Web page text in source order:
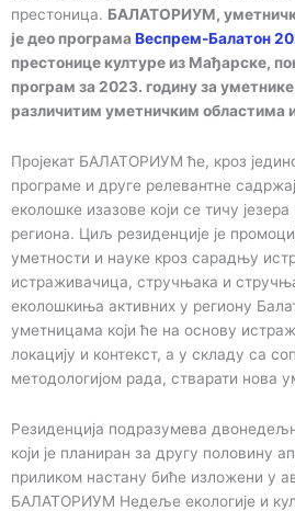
престоница. БАЛАТОРИУМ,
је део програма Веспрем-Балатон
престонице културе из Мађарске,
програм за 2023. годину за
различитим уметничким областима
Пројекат БАЛАТОРИУМ ће, кроз
програме и друге релевантне
еколошке изазове који се тичу
региона. Циљ резиденције је
уметности и науке кроз сарадњу
истраживачица, стручњака и
еколошкиња активних у региону
уметницама који ће на основу
локацију и контекст, а у складу са
методологијом рада, стварати нова
Резиденција подразумева
који је планиран за другу половину
приликом настану биће изложени у
БАЛАТОРИУМ Недеље екологије и